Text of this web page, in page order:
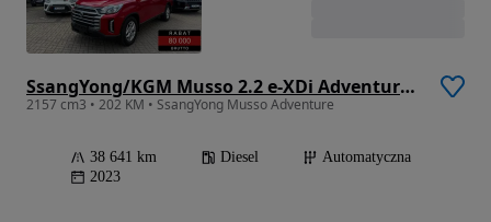
SsangYong/KGM Musso 2.2 e-XDi Adventure 4WD
2157 cm3 • 202 KM • SsangYong Musso Adventure
38 641 km Diesel
Automatyczna
2023